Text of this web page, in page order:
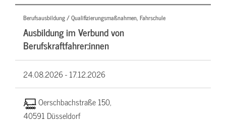
Berufsausbildung / Qualifizierungsmaßnahmen, Fahrschule
Ausbildung im Verbund von
Berufskraftfahrer:innen
24.08.2026 -17.12.2026
Oerschbachstraße 150,
40591 Düsseldorf